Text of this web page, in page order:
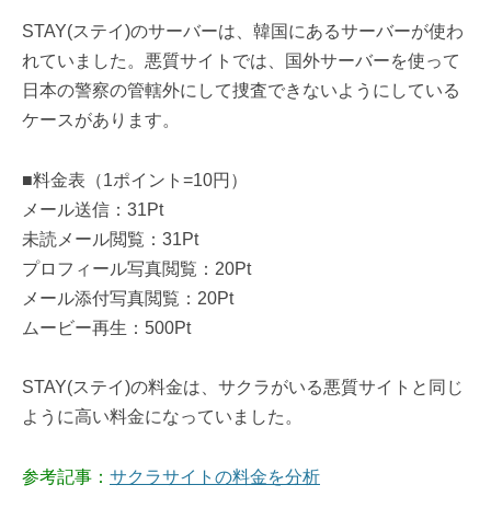
STAY(ステイ)のサーバーは、韓国にあるサーバーが使わ
れていました。悪質サイトでは、国外サーバーを使って
日本の警察の管轄外にして捜査できないようにしている
ケースがあります。
■料金表（1ポイント=10円）
メール送信：31Pt
未読メール閲覧：31Pt
プロフィール写真閲覧：20Pt
メール添付写真閲覧：20Pt
ムービー再生：500Pt
STAY(ステイ)の料金は、サクラがいる悪質サイトと同じ
ように高い料金になっていました。
参考記事： サクラサイトの料金を分析